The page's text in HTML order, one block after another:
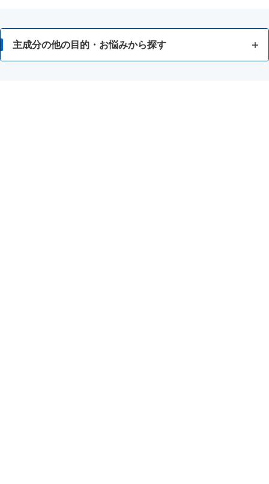
主成分の他の目的・お悩みから探す